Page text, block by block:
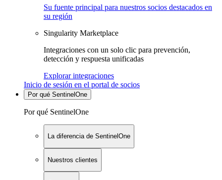
Su fuente principal para nuestros socios destacados en
su región
Singularity Marketplace
Integraciones con un solo clic para prevención,
detección y respuesta unificadas
Explorar integraciones
Inicio de sesión en el portal de socios
Por qué SentinelOne
Por qué SentinelOne
La diferencia de SentinelOne
Nuestros clientes